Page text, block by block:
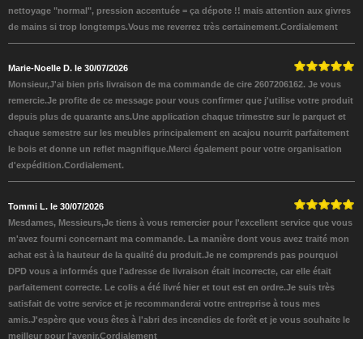
nettoyage "normal", pression accentuée = ça dépote !! mais attention aux givres
de mains si trop longtemps.Vous me reverrez très certainement.Cordialement
Marie-Noelle D. le 30/07/2026
Monsieur,J'ai bien pris livraison de ma commande de cire 2607206162. Je vous
remercie.Je profite de ce message pour vous confirmer que j'utilise votre produit
depuis plus de quarante ans.Une application chaque trimestre sur le parquet et
chaque semestre sur les meubles principalement en acajou nourrit parfaitement
le bois et donne un reflet magnifique.Merci également pour votre organisation
d'expédition.Cordialement.
Tommi L. le 30/07/2026
Mesdames, Messieurs,Je tiens à vous remercier pour l'excellent service que vous
m'avez fourni concernant ma commande. La manière dont vous avez traité mon
achat est à la hauteur de la qualité du produit.Je ne comprends pas pourquoi
DPD vous a informés que l'adresse de livraison était incorrecte, car elle était
parfaitement correcte. Le colis a été livré hier et tout est en ordre.Je suis très
satisfait de votre service et je recommanderai votre entreprise à tous mes
amis.J'espère que vous êtes à l'abri des incendies de forêt et je vous souhaite le
meilleur pour l'avenir.Cordialement